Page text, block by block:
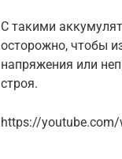
С такими
осторожно, чтобы
напряжения или
строя.
https://youtube.com/